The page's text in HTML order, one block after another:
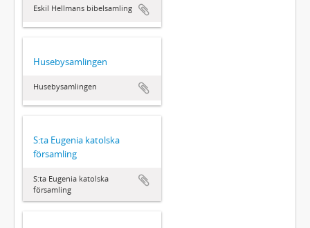
Eskil Hellmans bibelsamling
Husebysamlingen
Husebysamlingen
S:ta Eugenia katolska
församling
S:ta Eugenia katolska
församling